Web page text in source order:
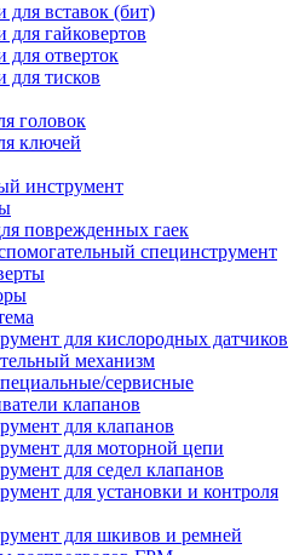
для вставок (бит)
для гайковертов
для отверток
для тисков
головок
ключей
инструмент
поврежденных гаек
специнструмент
для кислородных датчиков
механизм
сервисные
клапанов
для клапанов
для моторной цепи
для седел клапанов
для установки и контроля
для шкивов и ремней